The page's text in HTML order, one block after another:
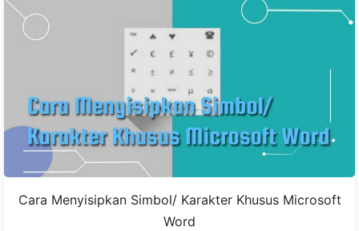
Cara Menyisipkan Simbol/ Karakter Khusus Microsoft
Word